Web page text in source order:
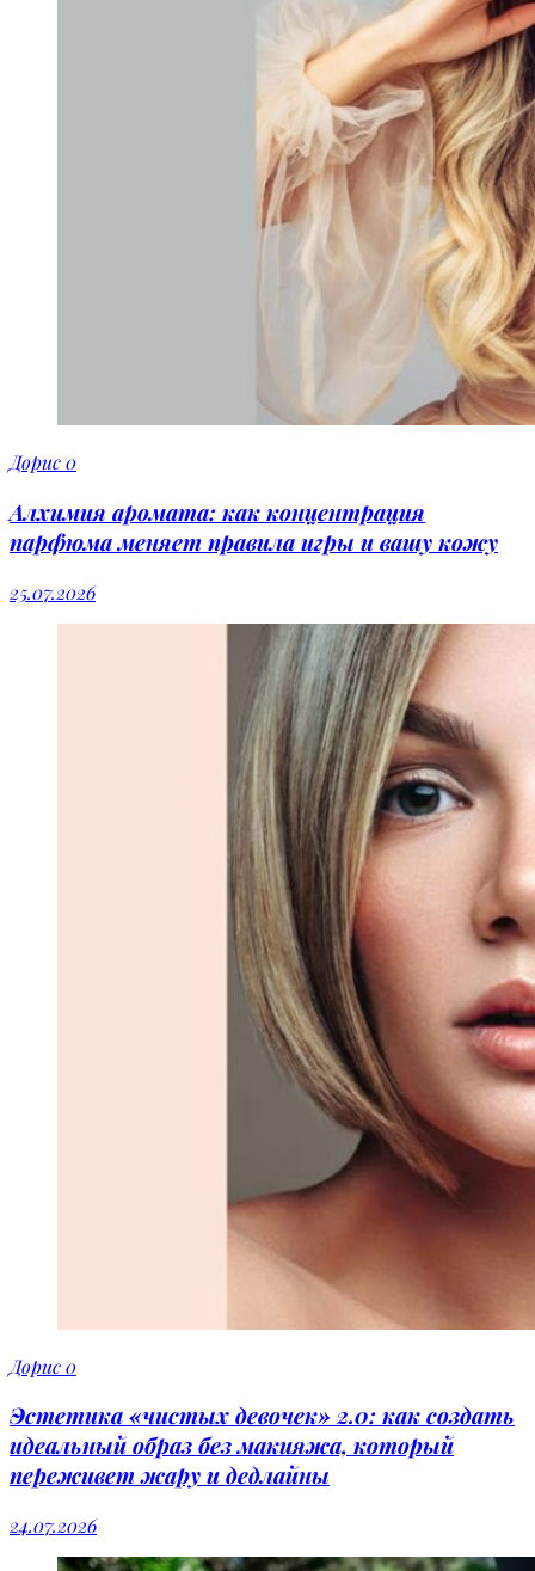
Дорис0
Алхимия аромата: как концентрация
парфюма меняет правила игры и вашу кожу
25.07.2026
Дорис0
Эстетика «чистых девочек» 2.0: как создать
идеальный образ без макияжа, который
переживет жару и дедлайны
24.07.2026